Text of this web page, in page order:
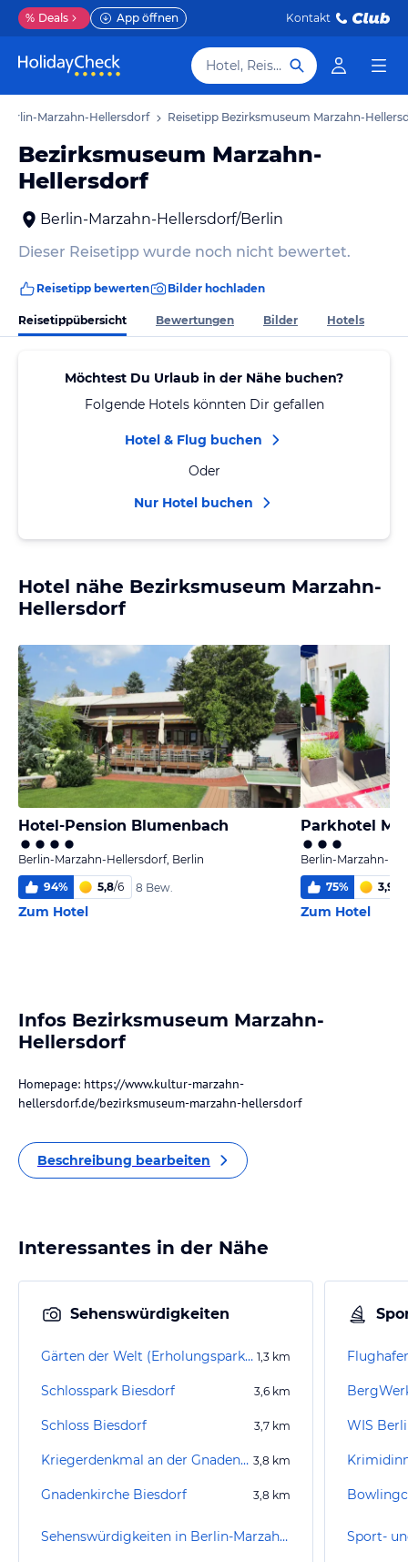
% Deals App öffnen Kontakt
Hotel, Reiseziel
Marzahn-Hellersdorf Reisetipp Bezirksmuseum Marzahn-
Bezirksmuseum Marzahn-
Hellersdorf
Berlin-Marzahn-Hellersdorf/Berlin
Dieser Reisetipp wurde noch nicht bewertet.
Reisetipp bewerten Bilder hochladen
Reisetippübersicht Bewertungen Bilder Hotels
Möchtest Du Urlaub in der Nähe buchen?
Folgende Hotels könnten Dir gefallen
Hotel & Flug buchen
Oder
Nur Hotel buchen
Hotel nähe Bezirksmuseum Marzahn-
Hellersdorf
Hotel-Pension Blumenbach
Berlin-Marzahn-Hellersdorf, Berlin
94% 5,8/6 8 Bew.
Zum Hotel
Parkhotel
Berlin-Marzahn-
75% 3,9
Zum Hotel
Infos Bezirksmuseum Marzahn-
Hellersdorf
Homepage: https://www.kultur-marzahn-
hellersdorf.de/bezirksmuseum-marzahn-hellersdorf
Beschreibung bearbeiten
Interessantes in der Nähe
Sehenswürdigkeiten
Gärten der Welt (Erholungspark Marzahn) 1,3 km
Schlosspark Biesdorf 3,6 km
Schloss Biesdorf 3,7 km
Kriegerdenkmal an der Gnadenkirche 3,8 km
Gnadenkirche Biesdorf 3,8 km
Sehenswürdigkeiten in Berlin-Marzahn-Hellersdorf
WIS